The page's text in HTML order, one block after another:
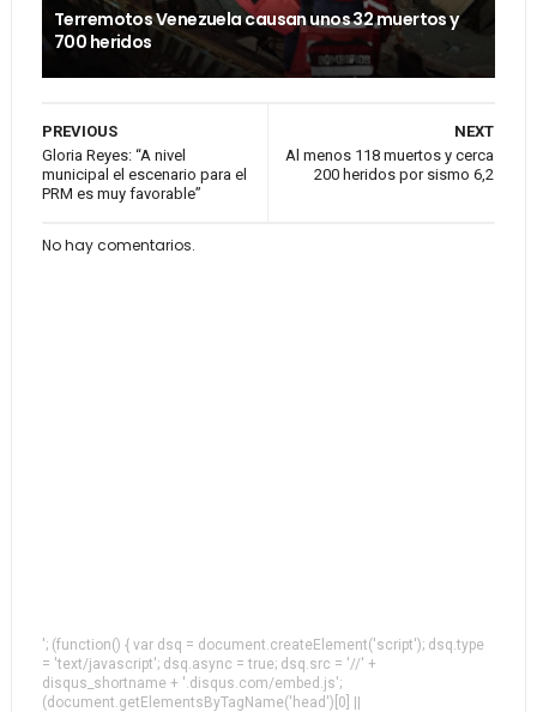
Terremotos Venezuela causan unos 32 muertos y
700 heridos
NEXT
Al menos 118 muertos y cerca
200 heridos por sismo 6,2
PREVIOUS
Gloria Reyes: “A nivel
municipal el escenario para el
PRM es muy favorable”
No hay comentarios.
'; (function() { var dsq = document.createElement('script'); dsq.type
= 'text/javascript'; dsq.async = true; dsq.src = '//' +
disqus_shortname + '.disqus.com/embed.js';
(document.getElementsByTagName('head')[0] ||